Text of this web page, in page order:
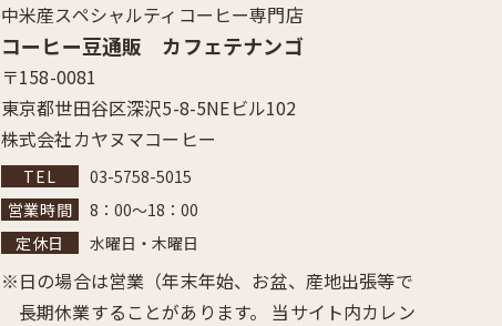
中米産スペシャルティコーヒー専門店
コーヒー豆通販 カフェテナンゴ
〒158-0081
東京都世田谷区深沢5-8-5NEビル102
株式会社カヤヌマコーヒー
03-5758-5015
8：00～18：00
水曜日・木曜日
日の場合は営業（年末年始、お盆、産地出張等で
長期休業することがあります。 当サイト内カレン